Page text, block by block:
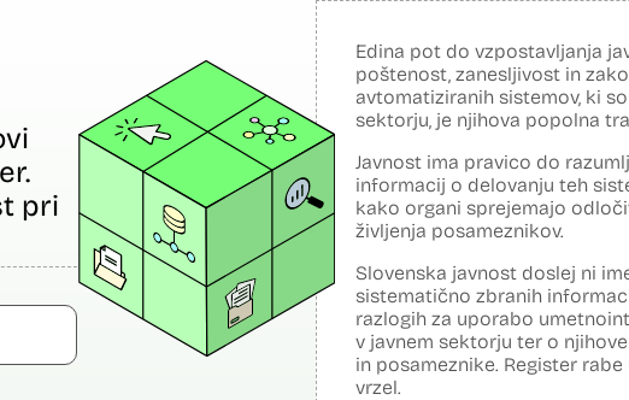
pri
Edina pot do vzpostavljanja
poštenost, zanesljivost in
avtomatiziranih sistemov, ki
sektorju, je njihova popolna
Javnost ima pravico do
informacij o delovanju teh
kako organi sprejemajo
življenja posameznikov.
Slovenska javnost doslej ni
sistematično zbranih
razlogih za uporabo
v javnem sektorju ter o
in posameznike. Register
vrzel.